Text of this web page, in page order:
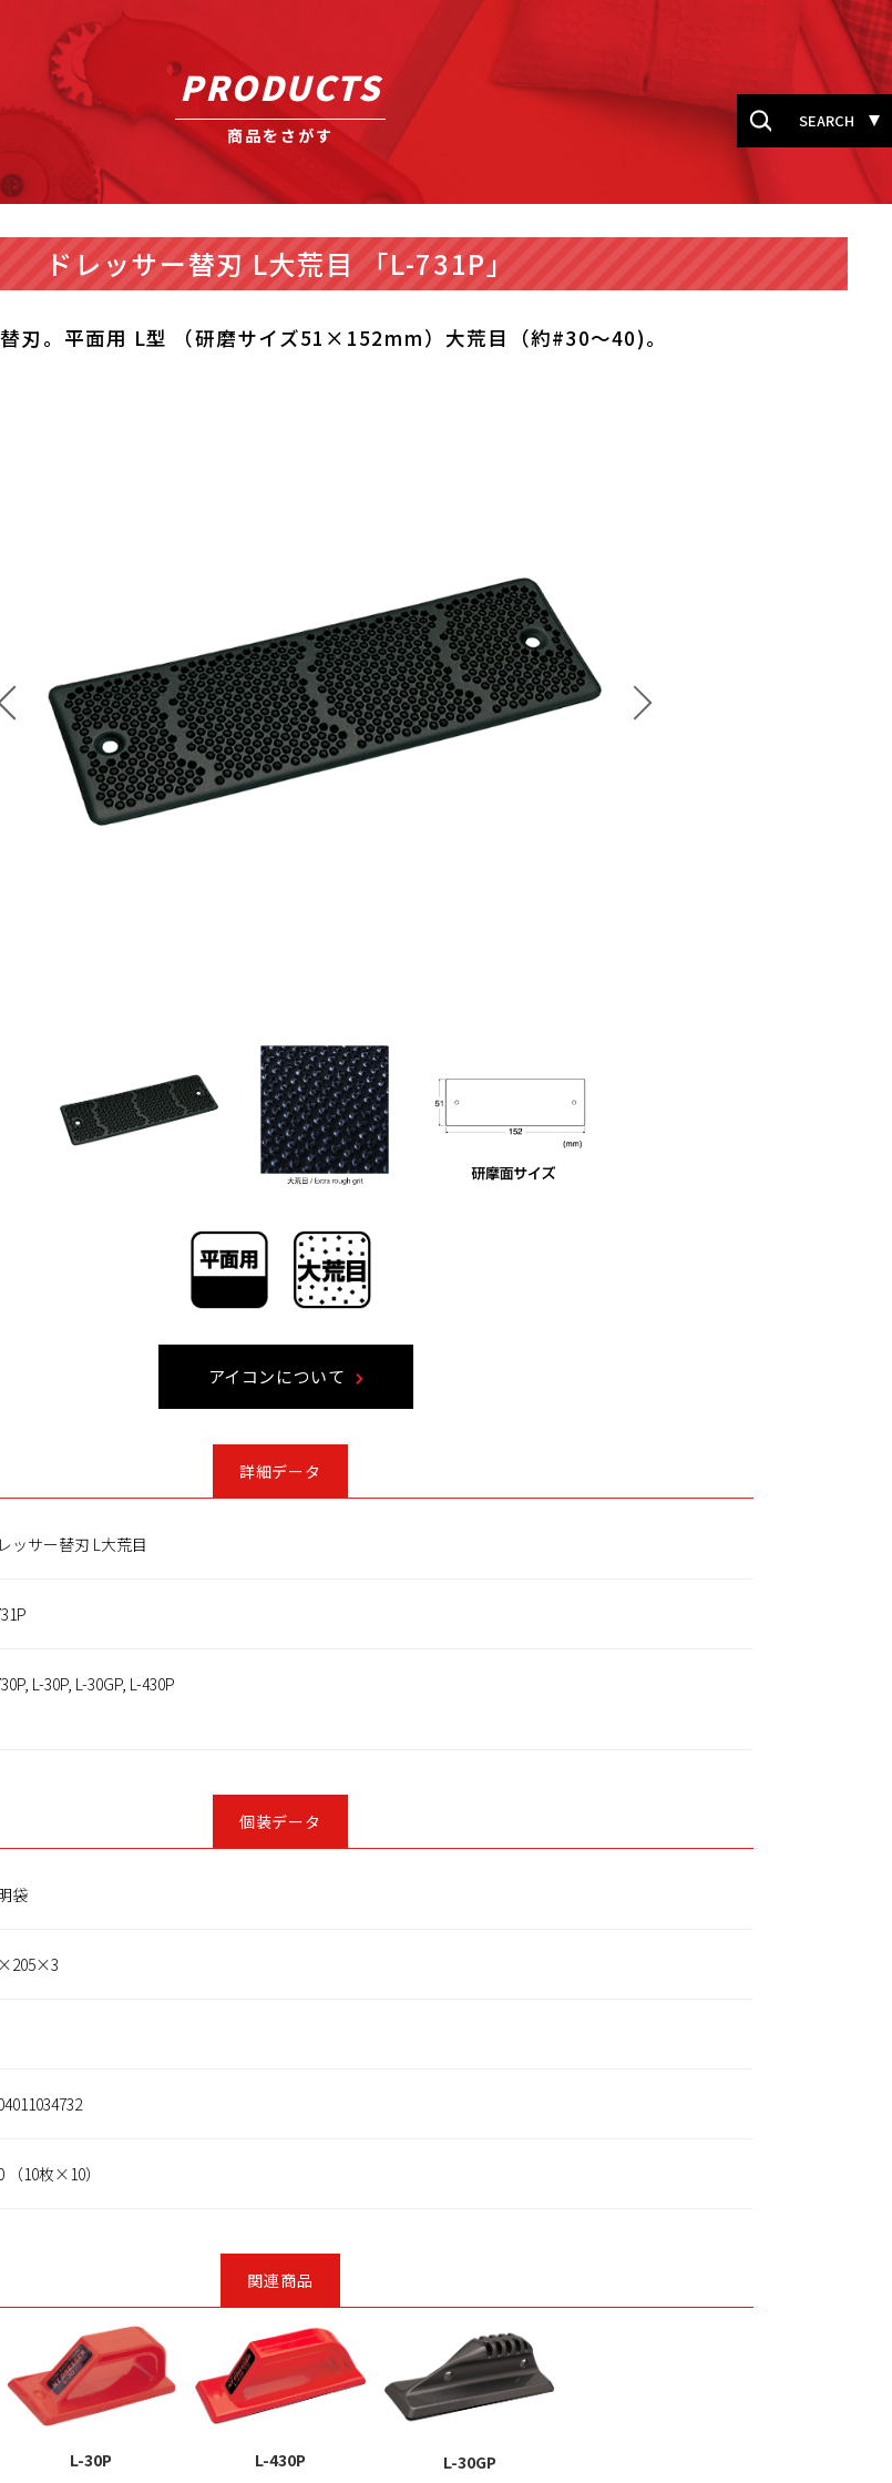
PRODUCTS
商品をさがす
ドレッサー替刃 L大荒目 「L-731P」
刃。平面用 L型 （研磨サイズ51×152mm）大荒目（約#30〜40)。
アイコンについて
詳細データ
ッサー替刃 L大荒目
L-30P, L-30GP, L-430P
個装データ
袋
（10枚×10）
関連商品
L-30P
L-430P
L-30GP
SEARCH